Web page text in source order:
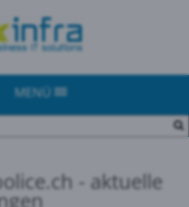
MENÜ
- aktuelle